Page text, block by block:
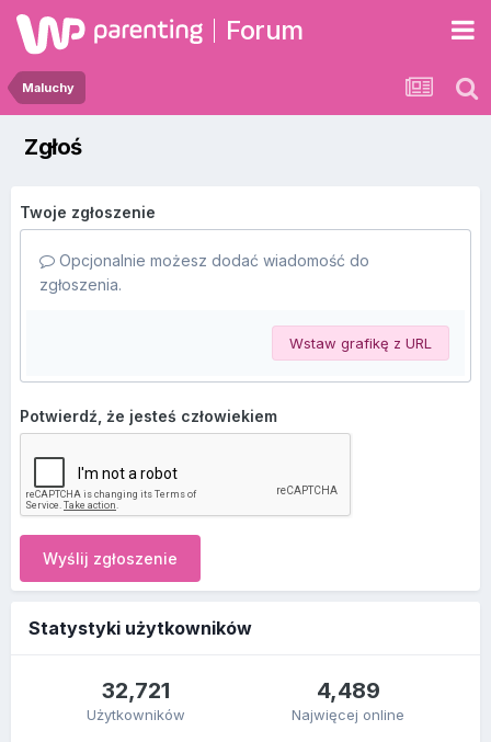
Forum
Maluchy
Zgłoś
Twoje zgłoszenie
Opcjonalnie możesz dodać wiadomość do
zgłoszenia.
Wstaw grafikę z URL
Potwierdź, że jesteś człowiekiem
Wyślij zgłoszenie
Statystyki użytkowników
32,721
Użytkowników
4,489
Najwięcej online